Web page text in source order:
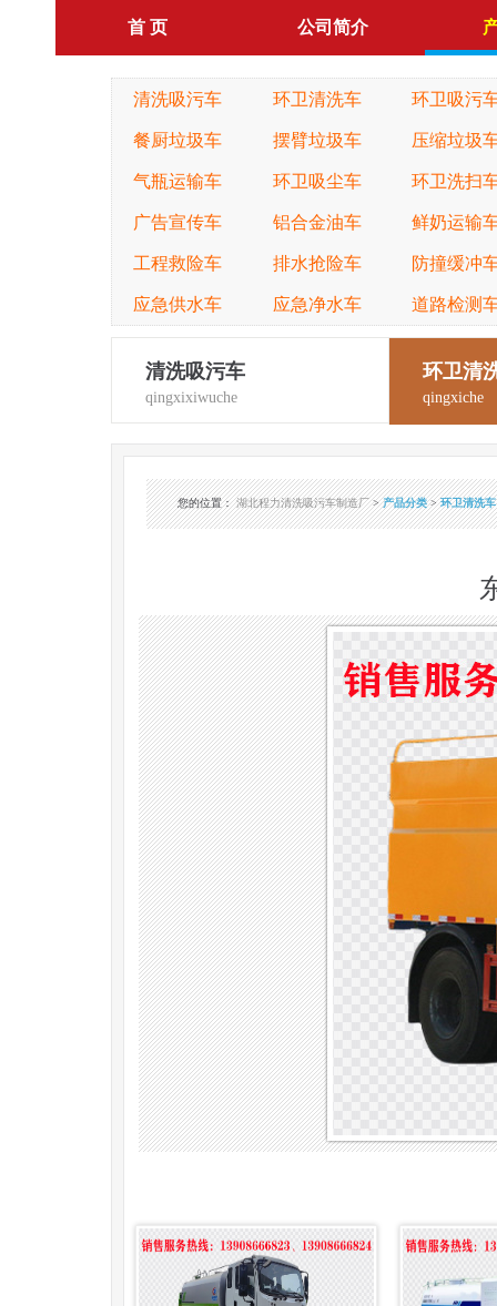
首 页 公司简介
清洗吸污车 环卫清洗车 环卫吸污
餐厨垃圾车 摆臂垃圾车 压缩垃圾
气瓶运输车 环卫吸尘车 环卫洗扫
广告宣传车 铝合金油车 鲜奶运输
工程救险车 排水抢险车 防撞缓冲
应急供水车 应急净水车 道路检测
清洗吸污车
qingxixiwuche
环卫清
qingxiche
您的位置：湖北程力清洗吸污车制造厂>产品分类>环卫清洗车